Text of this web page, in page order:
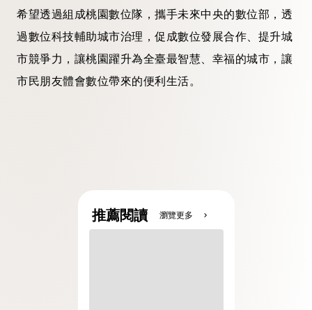
希望透過組成桃園數位隊，攜手未來中央的數位部，透
過數位科技輔助城市治理，促成數位發展合作、提升城
市競爭力，讓桃園躍升為全臺最智慧、幸福的城市，讓
市民朋友體會數位帶來的便利生活。
推薦閱讀 瀏覽更多 chevron_right